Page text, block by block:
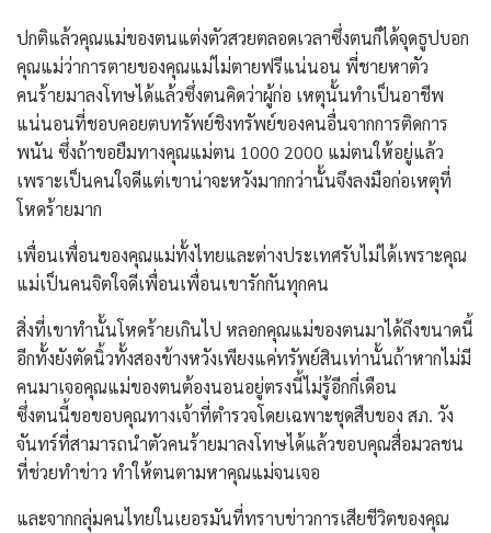
ปกติแล้วคุณแม่ของตนแต่งตัวสวยตลอดเวลาซึ่งตนก็ได้จุดธูปบอก
คุณแม่ว่าการตายของคุณแม่ไม่ตายฟรีแน่นอน พี่ชายหาตัว
คนร้ายมาลงโทษได้แล้วซึ่งตนคิดว่าผู้ก่อ เหตุนั้นทำเป็นอาชีพ
แน่นอนที่ชอบคอยตบทรัพย์ชิงทรัพย์ของคนอื่นจากการติดการ
พนัน ซึ่งถ้าขอยืมทางคุณแม่ตน 1000 2000 แม่ตนให้อยู่แล้ว
เพราะเป็นคนใจดีแต่เขาน่าจะหวังมากกว่านั้นจึงลงมือก่อเหตุที่
โหดร้ายมาก
เพื่อนเพื่อนของคุณแม่ทั้งไทยและต่างประเทศรับไม่ได้เพราะคุณ
แม่เป็นคนจิตใจดีเพื่อนเพื่อนเขารักกันทุกคน
สิ่งที่เขาทำนั้นโหดร้ายเกินไป หลอกคุณแม่ของตนมาได้ถึงขนาดนี้
อีกทั้งยังตัดนิ้วทั้งสองข้างหวังเพียงแค่ทรัพย์สินเท่านั้นถ้าหากไม่มี
คนมาเจอคุณแม่ของตนต้องนอนอยู่ตรงนี้ไม่รู้อีกกี่เดือน
ซึ่งตนนี้ขอขอบคุณทางเจ้าที่ตำรวจโดยเฉพาะชุดสืบของ สภ. วัง
จันทร์ที่สามารถนำตัวคนร้ายมาลงโทษได้แล้วขอบคุณสื่อมวลชน
ที่ช่วยทำข่าว ทำให้ตนตามหาคุณแม่จนเจอ
และจากกลุ่มคนไทยในเยอรมันที่ทราบข่าวการเสียชีวิตของคุณ